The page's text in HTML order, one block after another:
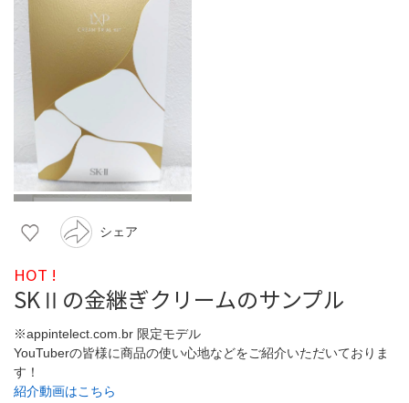
シェア
HOT !
SKⅡの金継ぎクリームのサンプル
※appintelect.com.br 限定モデル
YouTuberの皆様に商品の使い心地などをご紹介いただいておりま
す！
紹介動画はこちら